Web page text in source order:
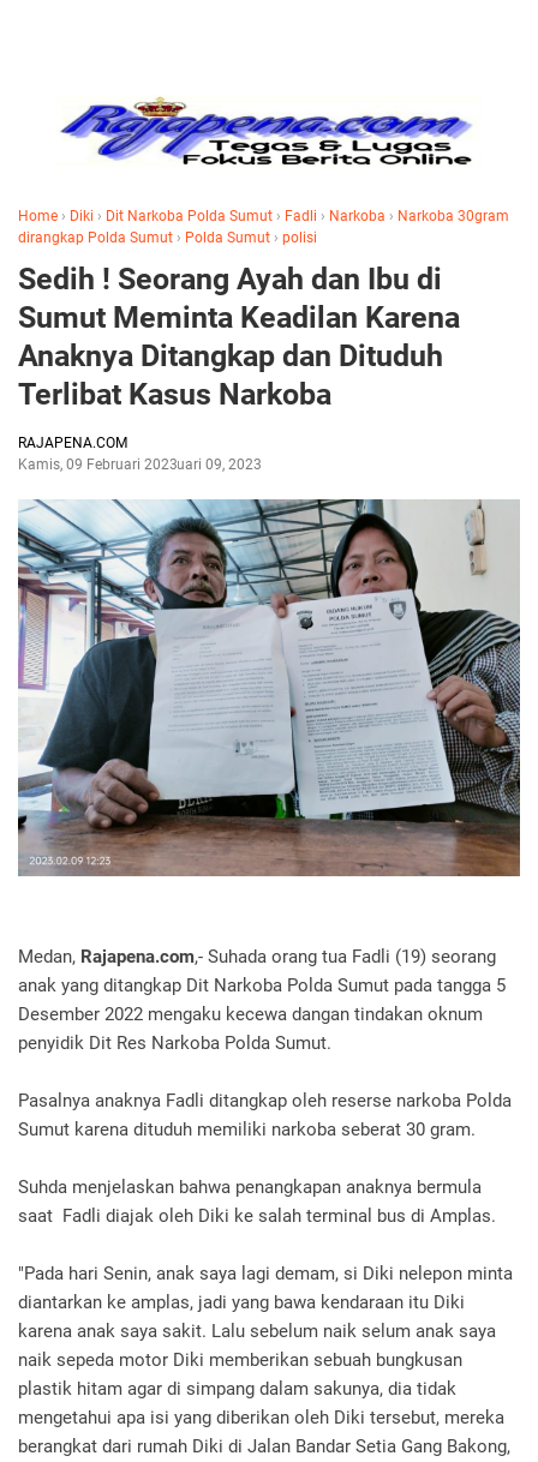
Home › Diki › Dit Narkoba Polda Sumut › Fadli › Narkoba › Narkoba 30gram
dirangkap Polda Sumut › Polda Sumut › polisi
Sedih ! Seorang Ayah dan Ibu di
Sumut Meminta Keadilan Karena
Anaknya Ditangkap dan Dituduh
Terlibat Kasus Narkoba
RAJAPENA.COM
Kamis, 09 Februari 2023Februari 09, 2023
Medan, Rajapena.com,- Suhada orang tua Fadli (19) seorang
anak yang ditangkap Dit Narkoba Polda Sumut pada tangga 5
Desember 2022 mengaku kecewa dangan tindakan oknum
penyidik Dit Res Narkoba Polda Sumut.
Pasalnya anaknya Fadli ditangkap oleh reserse narkoba Polda
Sumut karena dituduh memiliki narkoba seberat 30 gram.
Suhda menjelaskan bahwa penangkapan anaknya bermula
saat Fadli diajak oleh Diki ke salah terminal bus di Amplas.
"Pada hari Senin, anak saya lagi demam, si Diki nelepon minta
diantarkan ke amplas, jadi yang bawa kendaraan itu Diki
karena anak saya sakit. Lalu sebelum naik selum anak saya
naik sepeda motor Diki memberikan sebuah bungkusan
plastik hitam agar di simpang dalam sakunya, dia tidak
mengetahui apa isi yang diberikan oleh Diki tersebut, mereka
berangkat dari rumah Diki di Jalan Bandar Setia Gang Bakong,